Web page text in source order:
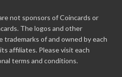
not sponsors of Coincards or
The logos and other
of and owned by each
affiliates. Please visit each
terms and conditions.